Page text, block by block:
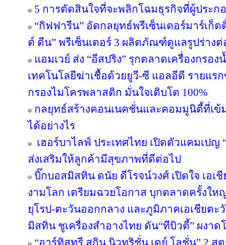
5 การตัดสินใจที่จะพลิกโฉมธุรกิจที่ผู้ประ
“กิฟฟารีน” อัดกลยุทธ์พรีเซ็นเตอร์มาร์เก็
ต์ ดีน” พรีเซ็นเตอร์ 3 ผลิตภัณฑ์ดูแลรูปร่าง
แอมเวย์ ส่ง “อีสปริง” รุกตลาดเครื่องกรอ
เทคโนโลยีฆ่าเชื้อด้วยยูวี-ซี แอลอีดี รายแ
กรองไมโครพลาสติก มั่นใจเติบโต 100%
กลยุทธ์สร้างคอนเนคชั่นและคอมมูนิตี้ที่เข้
ได้อย่างไร
เฮอร์บาไลฟ์ ประเทศไทย เปิดตัวแคมเปญ
ส่งเสริมให้ลูกค้ามีสุขภาพที่ดีต่อไป
บิ๊กบอสมิสทิน ดนัย ดีโรจน์วงศ์ เปิดใจ เอเ
งามโลก เตรียมฉวยโอกาส บุกตลาดครั้งให
ยุโรป-ตะวันออกกลาง และภูมิภาคเอเชียตะ
มิสทิน ชูเครื่องสำอางไทย ดัน“ทีบิวตี้” ผงาด
“อาร์ทิสทรี สกิน นิวทริชั่น เดย์ โลชั่น” 2 สู